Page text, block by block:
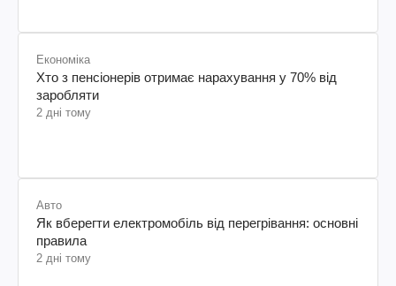
Економіка
Хто з пенсіонерів отримає нарахування у 70% від
заробляти
2 дні тому
Авто
Як вберегти електромобіль від перегрівання: основні
правила
2 дні тому